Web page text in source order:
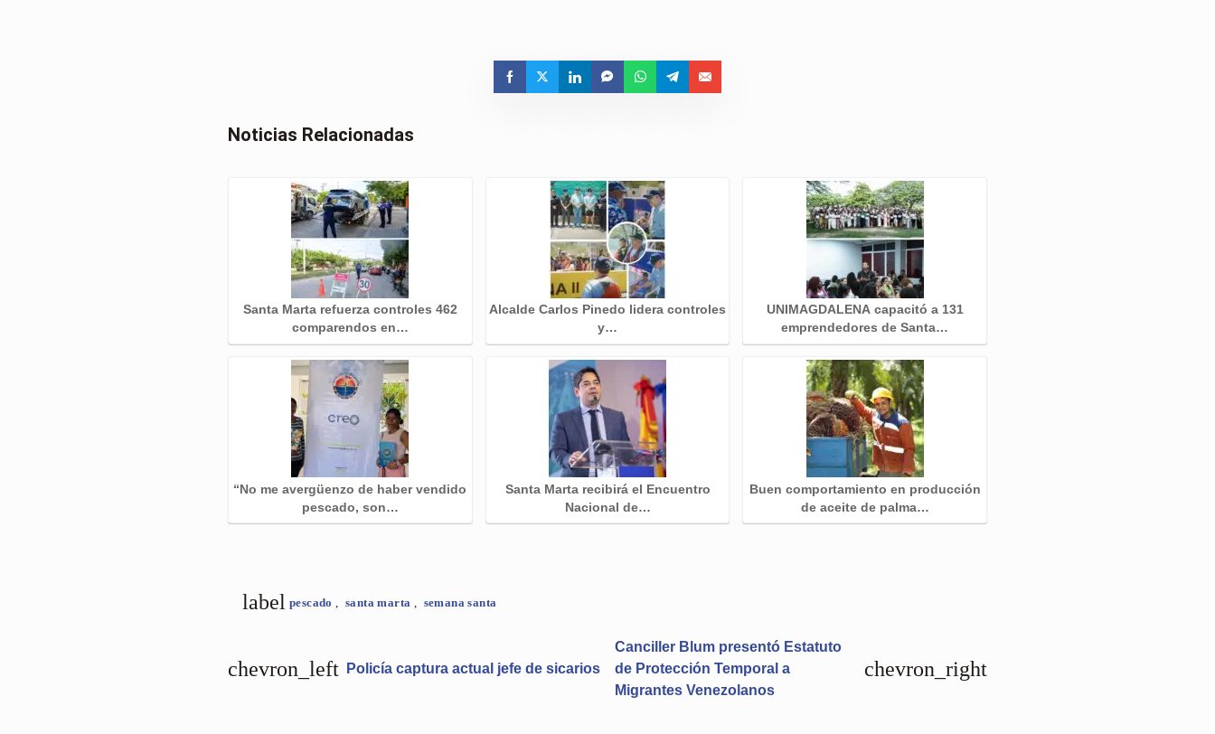
Noticias Relacionadas
Santa Marta refuerza controles 462
comparendos en…
“No me avergüenzo de haber vendido
pescado, son…
Alcalde Carlos Pinedo lidera controles
y…
Santa Marta recibirá el Encuentro
Nacional de…
UNIMAGDALENA capacitó a 131
emprendedores de Santa…
Buen comportamiento en producción
de aceite de palma…
label pescado santa marta semana santa
chevron_left Policía captura actual jefe de sicarios
Canciller Blum presentó Estatuto
de Protección Temporal a
Migrantes Venezolanos
chevron_right